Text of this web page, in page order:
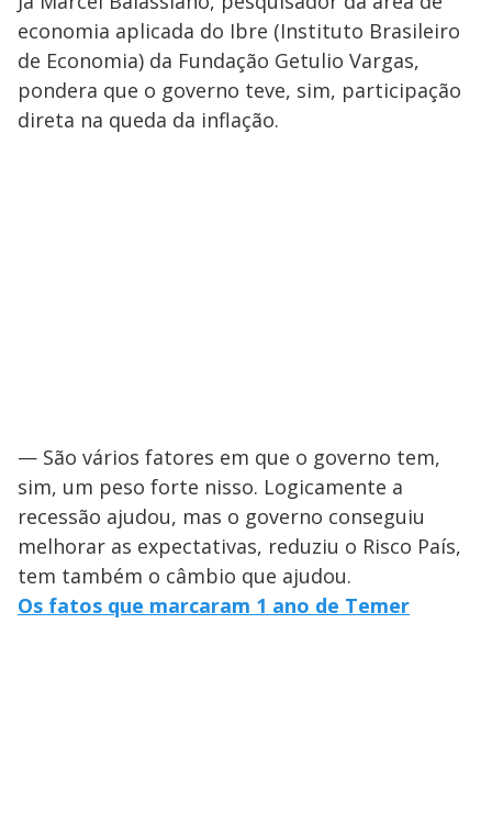
economia aplicada do Ibre (Instituto Brasileiro
de Economia) da Fundação Getulio Vargas,
pondera que o governo teve, sim, participação
direta na queda da inflação.
— São vários fatores em que o governo tem,
sim, um peso forte nisso. Logicamente a
recessão ajudou, mas o governo conseguiu
melhorar as expectativas, reduziu o Risco País,
tem também o câmbio que ajudou.
Os fatos que marcaram 1 ano de Temer